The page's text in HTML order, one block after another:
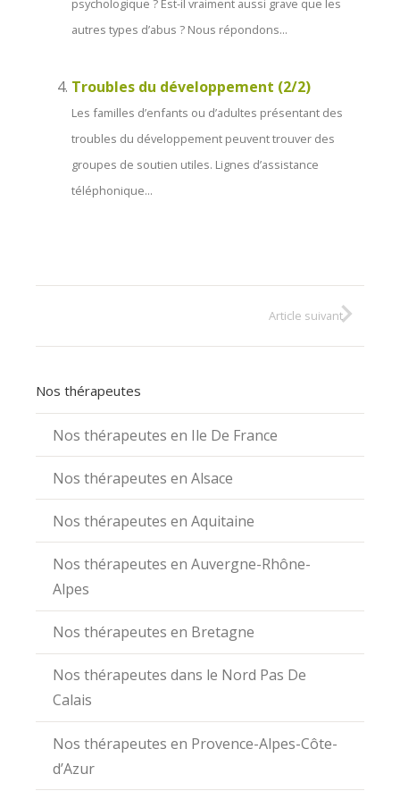
psychologique ? Est-il vraiment aussi grave que les
autres types d’abus ? Nous répondons...
Troubles du développement (2/2)
Les familles d’enfants ou d’adultes présentant des
troubles du développement peuvent trouver des
groupes de soutien utiles. Lignes d’assistance
téléphonique...
Article suivant
Nos thérapeutes
Nos thérapeutes en Ile De France
Nos thérapeutes en Alsace
Nos thérapeutes en Aquitaine
Nos thérapeutes en Auvergne-Rhône-
Alpes
Nos thérapeutes en Bretagne
Nos thérapeutes dans le Nord Pas De
Calais
Nos thérapeutes en Provence-Alpes-Côte-
d’Azur